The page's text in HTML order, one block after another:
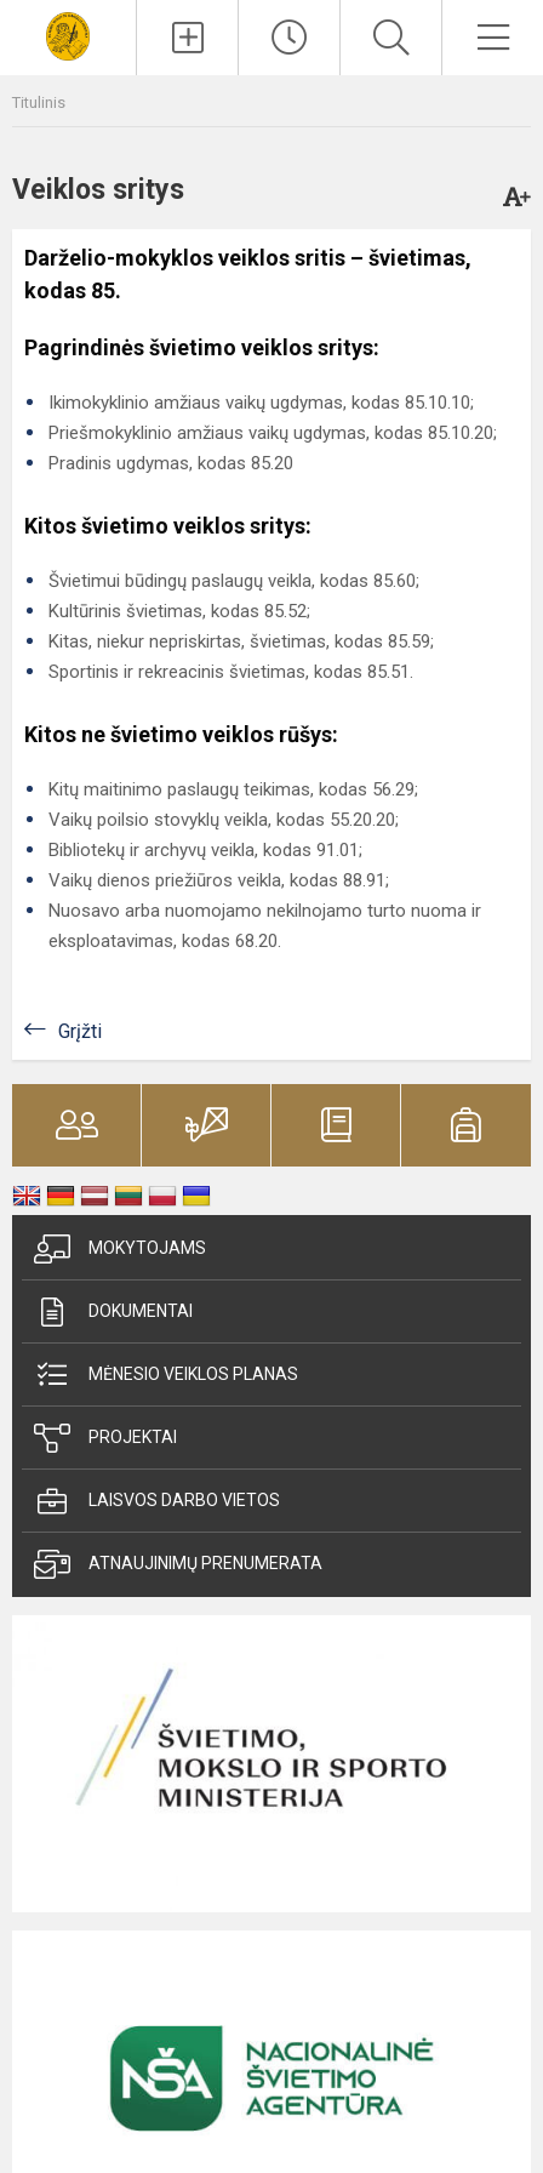
Titulinis
Veiklos sritys
Darželio-mokyklos veiklos sritis – švietimas,
kodas 85.
Pagrindinės švietimo veiklos sritys:
Ikimokyklinio amžiaus vaikų ugdymas, kodas 85.10.10;
Priešmokyklinio amžiaus vaikų ugdymas, kodas 85.10.20;
Pradinis ugdymas, kodas 85.20
Kitos švietimo veiklos sritys:
Švietimui būdingų paslaugų veikla, kodas 85.60;
Kultūrinis švietimas, kodas 85.52;
Kitas, niekur nepriskirtas, švietimas, kodas 85.59;
Sportinis ir rekreacinis švietimas, kodas 85.51.
Kitos ne švietimo veiklos rūšys:
Kitų maitinimo paslaugų teikimas, kodas 56.29;
Vaikų poilsio stovyklų veikla, kodas 55.20.20;
Bibliotekų ir archyvų veikla, kodas 91.01;
Vaikų dienos priežiūros veikla, kodas 88.91;
Nuosavo arba nuomojamo nekilnojamo turto nuoma ir
eksploatavimas, kodas 68.20.
Grįžti
MOKYTOJAMS
DOKUMENTAI
MĖNESIO VEIKLOS PLANAS
PROJEKTAI
LAISVOS DARBO VIETOS
ATNAUJINIMŲ PRENUMERATA